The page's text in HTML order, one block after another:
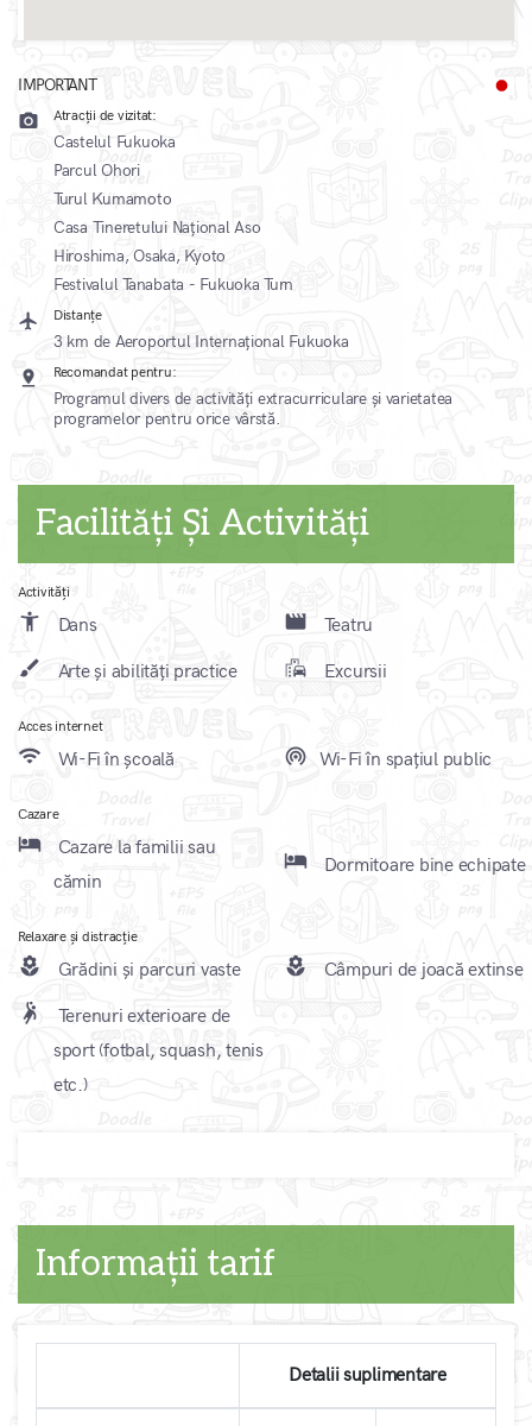
that
IMPORTANT
camera_alt Atracții de vizitat:
Castelul Fukuoka
Parcul Ohori
Turul Kumamoto
Casa Tineretului Național Aso
Hiroshima, Osaka, Kyoto
Festivalul Tanabata - Fukuoka Turn
local_airport Distanțe
3 km de Aeroportul Internațional Fukuoka
pin_drop Recomandat pentru:
Programul divers de activități extracurriculare și varietatea
programelor pentru orice vârstă.
Facilități Și Activități
Activități
accessibility_new Dans movie_creation Teatru
brush Arte și abilități practice emoji_transportation Excursii
Acces internet
wifi Wi-Fi în școală wifi_tethering Wi-Fi în spațiul public
Cazare
local_hotel
Cazare la familii sau
cămin
local_hotel Dormitoare bine echipate
Relaxare și distracție
local_florist Grădini și parcuri vaste local_florist Câmpuri de joacă extinse
sports_handball
Terenuri exterioare de
sport (fotbal, squash, tenis
etc.)
Informații tarif
Detalii suplimentare